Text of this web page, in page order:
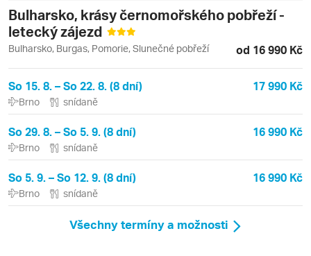
Bulharsko, krásy černomořského pobřeží -
letecký zájezd
Bulharsko, Burgas, Pomorie, Slunečné pobřeží od 16 990 Kč
So 15. 8. – So 22. 8. (8 dní) 17 990 Kč
Brno snídaně
So 29. 8. – So 5. 9. (8 dní) 16 990 Kč
Brno snídaně
So 5. 9. – So 12. 9. (8 dní) 16 990 Kč
Brno snídaně
Všechny termíny a možnosti